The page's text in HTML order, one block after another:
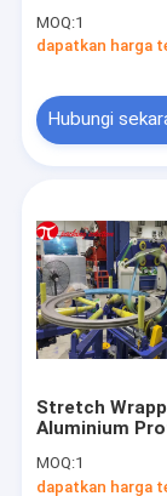
Coil Whole
Solution
MOQ:1
dapatkan harga
Hubungi
Stretch
Aluminium
Penyimpanan
Disesuaikan
MOQ:1
dapatkan harga